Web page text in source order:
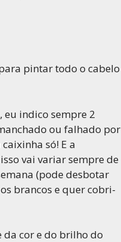
pintar todo o cabelo
eu indico sempre 2
ou falhado por
só! E a
vai variar sempre de
(pode desbotar
brancos e quer cobri-
da cor e do brilho do